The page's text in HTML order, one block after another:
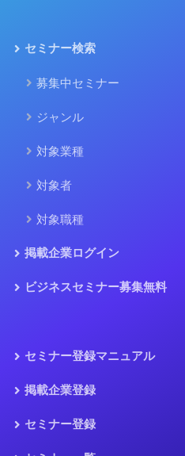
セミナー検索
募集中セミナー
ジャンル
対象業種
対象者
対象職種
掲載企業ログイン
ビジネスセミナー募集無料
セミナー登録マニュアル
掲載企業登録
セミナー登録